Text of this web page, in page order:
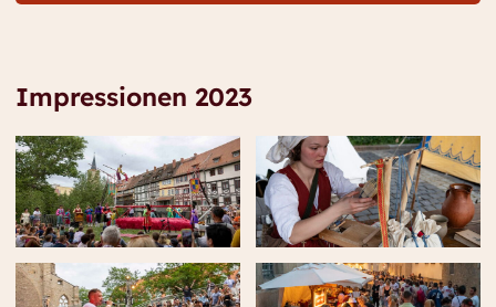
Impressionen 2023